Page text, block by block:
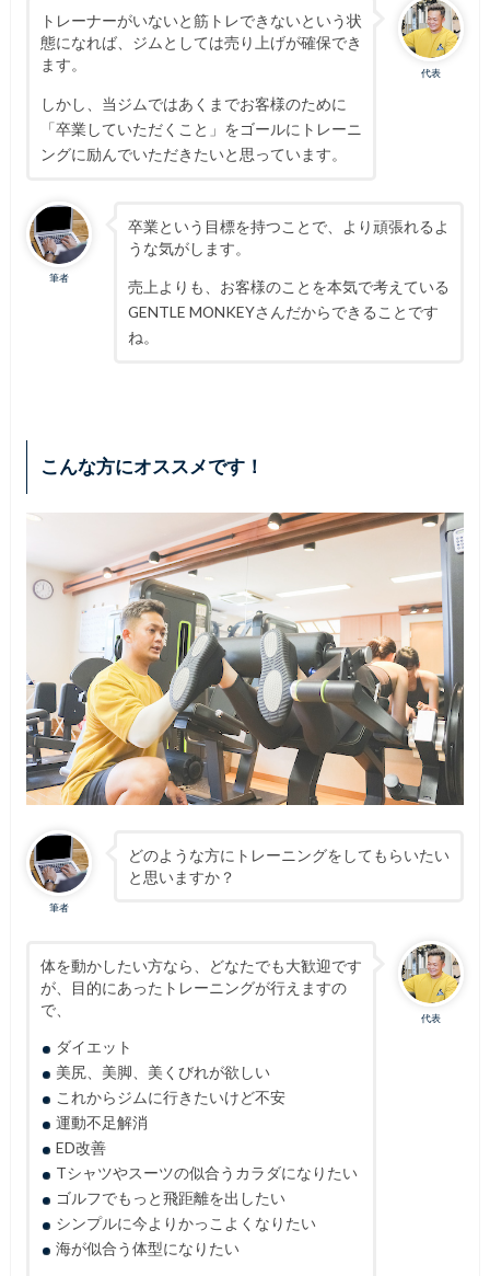
代表
トレーナーがいないと筋トレできないという状
態になれば、ジムとしては売り上げが確保でき
ます。
しかし、当ジムではあくまでお客様のために
「卒業していただくこと」をゴールにトレーニ
ングに励んでいただきたいと思っています。
筆者
卒業という目標を持つことで、より頑張れるよ
うな気がします。
売上よりも、お客様のことを本気で考えている
GENTLE MONKEYさんだからできることです
ね。
こんな方にオススメです！
筆者
どのような方にトレーニングをしてもらいたい
と思いますか？
代表
体を動かしたい方なら、どなたでも大歓迎です
が、目的にあったトレーニングが行えますの
で、
ダイエット
美尻、美脚、美くびれが欲しい
これからジムに行きたいけど不安
運動不足解消
ED改善
Tシャツやスーツの似合うカラダになりたい
ゴルフでもっと飛距離を出したい
シンプルに今よりかっこよくなりたい
海が似合う体型になりたい